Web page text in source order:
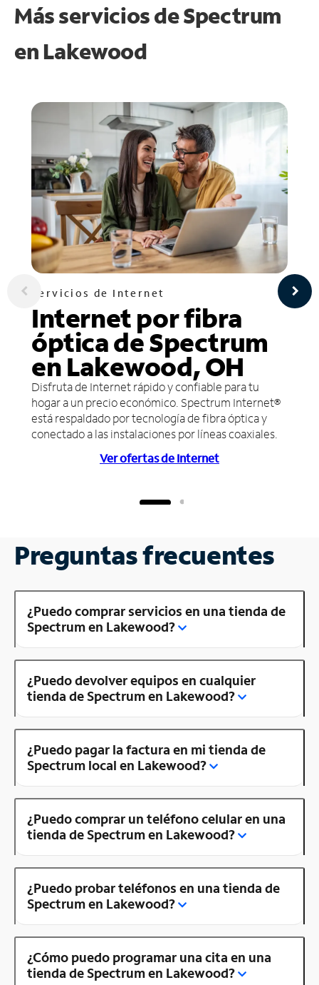
Más servicios de Spectrum
en Lakewood
Servicios de Internet
Internet por fibra
óptica de Spectrum
en Lakewood, OH
Disfruta de Internet rápido y confiable para tu
hogar a un precio económico. Spectrum Internet®
está respaldado por tecnología de fibra óptica y
conectado a las instalaciones por líneas coaxiales.
Ver ofertas de Internet
Preguntas frecuentes
¿Puedo comprar servicios en una tienda de
Spectrum en Lakewood?
¿Puedo devolver equipos en cualquier
tienda de Spectrum en Lakewood?
¿Puedo pagar la factura en mi tienda de
Spectrum local en Lakewood?
¿Puedo comprar un teléfono celular en una
tienda de Spectrum en Lakewood?
¿Puedo probar teléfonos en una tienda de
Spectrum en Lakewood?
¿Cómo puedo programar una cita en una
tienda de Spectrum en Lakewood?